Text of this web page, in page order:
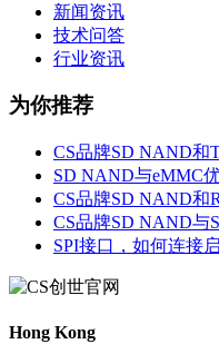
新闻资讯
技术问答
行业资讯
为你推荐
CS品牌SD NAND和
SD NAND与eMMC
CS品牌SD NAND和
CS品牌SD NAND与
SPI接口，如何连接
Hong Kong